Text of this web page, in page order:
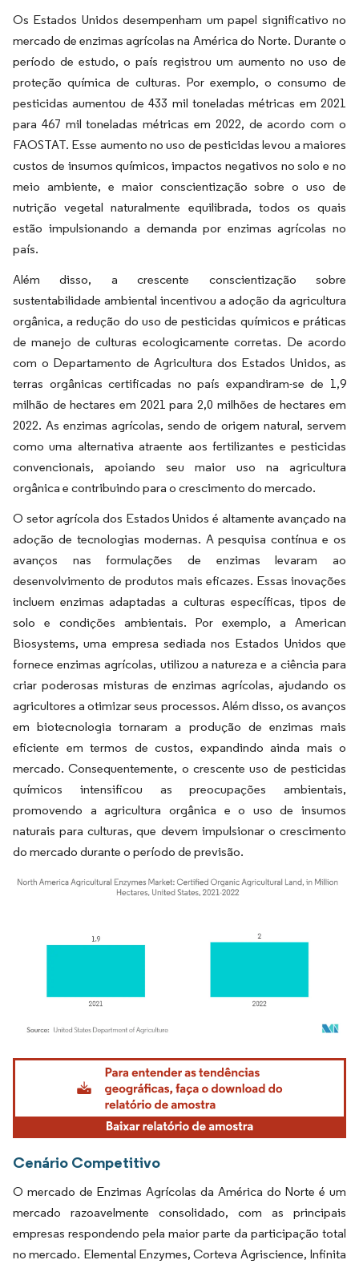
Os Estados Unidos desempenham um papel significativo no
mercado de enzimas agrícolas na América do Norte. Durante o
período de estudo, o país registrou um aumento no uso de
proteção química de culturas. Por exemplo, o consumo de
pesticidas aumentou de 433 mil toneladas métricas em 2021
para 467 mil toneladas métricas em 2022, de acordo com o
FAOSTAT. Esse aumento no uso de pesticidas levou a maiores
custos de insumos químicos, impactos negativos no solo e no
meio ambiente, e maior conscientização sobre o uso de
nutrição vegetal naturalmente equilibrada, todos os quais
estão impulsionando a demanda por enzimas agrícolas no
país.
Além disso, a crescente conscientização sobre
sustentabilidade ambiental incentivou a adoção da agricultura
orgânica, a redução do uso de pesticidas químicos e práticas
de manejo de culturas ecologicamente corretas. De acordo
com o Departamento de Agricultura dos Estados Unidos, as
terras orgânicas certificadas no país expandiram-se de 1,9
milhão de hectares em 2021 para 2,0 milhões de hectares em
2022. As enzimas agrícolas, sendo de origem natural, servem
como uma alternativa atraente aos fertilizantes e pesticidas
convencionais, apoiando seu maior uso na agricultura
orgânica e contribuindo para o crescimento do mercado.
O setor agrícola dos Estados Unidos é altamente avançado na
adoção de tecnologias modernas. A pesquisa contínua e os
avanços nas formulações de enzimas levaram ao
desenvolvimento de produtos mais eficazes. Essas inovações
incluem enzimas adaptadas a culturas específicas, tipos de
solo e condições ambientais. Por exemplo, a American
Biosystems, uma empresa sediada nos Estados Unidos que
fornece enzimas agrícolas, utilizou a natureza e a ciência para
criar poderosas misturas de enzimas agrícolas, ajudando os
agricultores a otimizar seus processos. Além disso, os avanços
em biotecnologia tornaram a produção de enzimas mais
eficiente em termos de custos, expandindo ainda mais o
mercado. Consequentemente, o crescente uso de pesticidas
químicos intensificou as preocupações ambientais,
promovendo a agricultura orgânica e o uso de insumos
naturais para culturas, que devem impulsionar o crescimento
do mercado durante o período de previsão.
Imagem © Mordor Intelligence. O reuso requer atribuição conforme CC BY 4.0.
Cenário Competitivo
O mercado de Enzimas Agrícolas da América do Norte é um
mercado razoavelmente consolidado, com as principais
empresas respondendo pela maior parte da participação total
no mercado. Elemental Enzymes, Corteva Agriscience, Infinita